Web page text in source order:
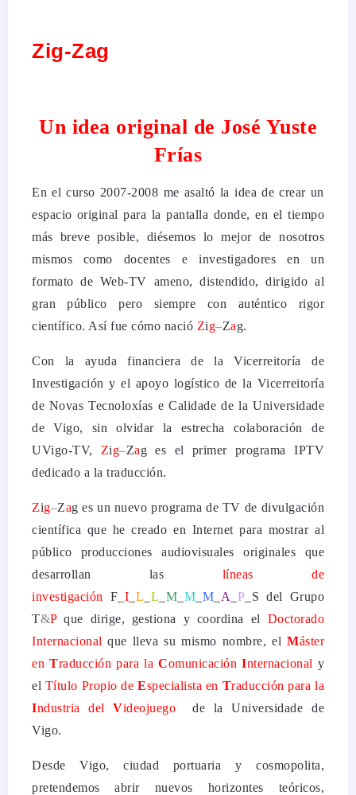
Zig-Zag
Un idea original de José Yuste
Frías
En el curso 2007-2008 me asaltó la idea de crear un
espacio original para la pantalla donde, en el tiempo
más breve posible, diésemos lo mejor de nosotros
mismos como docentes e investigadores en un
formato de Web-TV ameno, distendido, dirigido al
gran público pero siempre con auténtico rigor
científico. Así fue cómo nació Zig–Zag.
Con la ayuda financiera de la Vicerreitoría de
Investigación y el apoyo logístico de la Vicerreitoría
de Novas Tecnoloxías e Calidade de la Universidade
de Vigo, sin olvidar la estrecha colaboración de
UVigo-TV, Zig–Zag es el primer programa IPTV
dedicado a la traducción.
Zig–Zag es un nuevo programa de TV de divulgación
científica que he creado en Internet para mostrar al
público producciones audiovisuales originales que
desarrollan las líneas de
investigación F_ I L L M M M A P _S del Grupo
T&Pque dirige, gestiona y coordina el Doctorado
Internacional que lleva su mismo nombre, el Máster
en Traducción para la Comunicación Internacional y
el Título Propio de Especialista en Traducciónpara la
Industria delVideojuego de la Universidade de
Vigo.
Desde Vigo, ciudad portuaria y cosmopolita,
pretendemos abrir nuevos horizontes teóricos,